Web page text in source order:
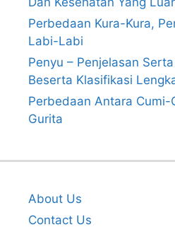
Perbedaan Kura-Kura,
Labi-Labi
Penyu – Penjelasan
Beserta Klasifikasi
Perbedaan Antara Cumi-
Gurita
About Us
Contact Us